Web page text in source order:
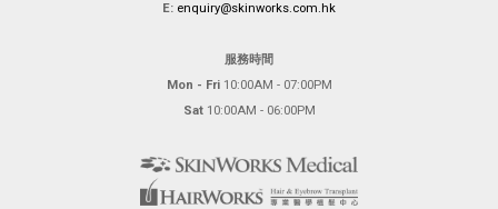
E: enquiry@skinworks.com.hk
服務時間
Mon - Fri10:00AM - 07:00PM
Sat10:00AM - 06:00PM